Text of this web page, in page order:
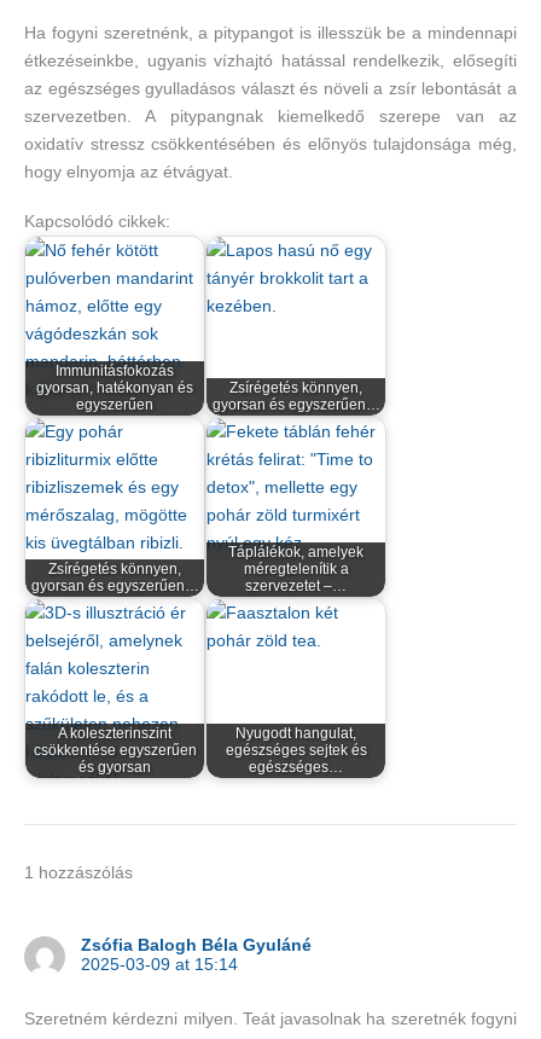
Ha fogyni szeretnénk, a pitypangot is illesszük be a mindennapi
étkezéseinkbe, ugyanis vízhajtó hatással rendelkezik, elősegíti
az egészséges gyulladásos választ és növeli a zsír lebontását a
szervezetben. A pitypangnak kiemelkedő szerepe van az
oxidatív stressz csökkentésében és előnyös tulajdonsága még,
hogy elnyomja az étvágyat.
Kapcsolódó cikkek:
Immunitásfokozás
gyorsan, hatékonyan és
egyszerűen
Zsírégetés könnyen,
gyorsan és egyszerűen…
Zsírégetés könnyen,
gyorsan és egyszerűen…
Táplálékok, amelyek
méregtelenítik a
szervezetet –…
A koleszterinszint
csökkentése egyszerűen
és gyorsan
Nyugodt hangulat,
egészséges sejtek és
egészséges…
1 hozzászólás
Zsófia Balogh Béla Gyuláné
2025-03-09 at 15:14
Szeretném kérdezni milyen. Teát javasolnak ha szeretnék fogyni